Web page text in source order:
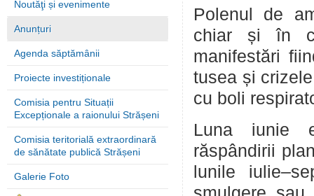
Noutăţi și evenimente
Anunțuri
Agenda săptămânii
Proiecte investiționale
Comisia pentru Situații
Excepționale a raionului Strășeni
Comisia teritorială extraordinară
de sănătate publică Strășeni
Galerie Foto
Polenul de
chiar și în
manifestări
tusea și
cu boli
Luna iunie
răspândirii
lunile